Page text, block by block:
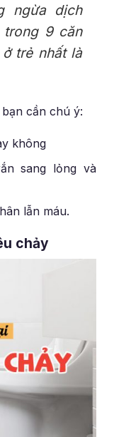
ngừa dịch
9 căn
trẻ nhất là
cần chú ý:
không
sang lỏng và
lẫn máu.
chảy